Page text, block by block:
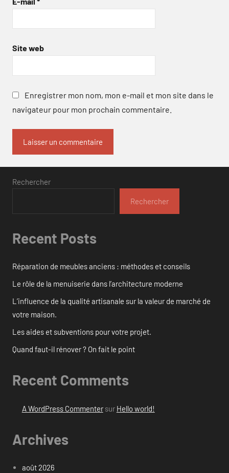
Site web
Enregistrer mon nom, mon e-mail et mon site dans le
navigateur pour mon prochain commentaire.
Rechercher
Rechercher
Recent Posts
Réparation de meubles anciens : méthodes et conseils
Le rôle de la menuiserie dans l’architecture moderne
L’influence de la qualité artisanale sur la valeur de marché de
votre maison.
Les aides et subventions pour votre projet.
Quand faut-il rénover ? On fait le point
Recent Comments
A WordPress Commentersur Hello world!
Archives
août 2026